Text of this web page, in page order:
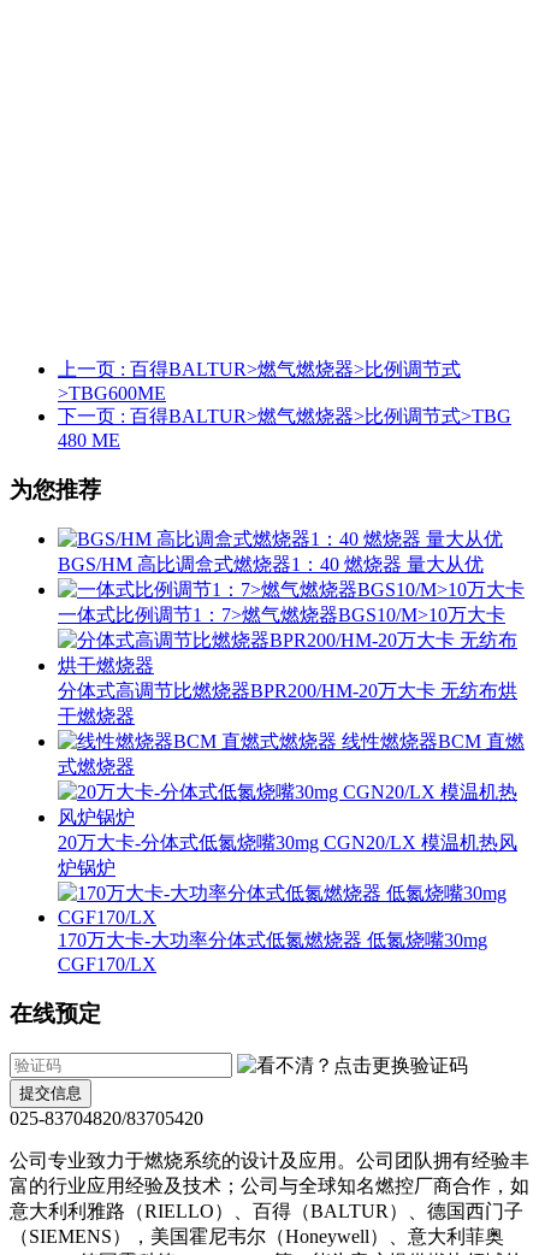
上一页 : 百得BALTUR>燃气燃烧器>比例调节式
>TBG600ME
下一页 : 百得BALTUR>燃气燃烧器>比例调节式>TBG
480 ME
为您推荐
BGS/HM 高比调盒式燃烧器1：40 燃烧器 量大从优
一体式比例调节1：7>燃气燃烧器BGS10/M>10万大卡
分体式高调节比燃烧器BPR200/HM-20万大卡 无纺布烘
干燃烧器
线性燃烧器BCM 直燃
式燃烧器
20万大卡-分体式低氮烧嘴30mg CGN20/LX 模温机热风
炉锅炉
170万大卡-大功率分体式低氮燃烧器 低氮烧嘴30mg
CGF170/LX
在线预定
提交信息
025-83704820/83705420
公司专业致力于燃烧系统的设计及应用。公司团队拥有经验丰
富的行业应用经验及技术；公司与全球知名燃控厂商合作，如
意大利利雅路（RIELLO）、百得（BALTUR）、德国西门子
（SIEMENS），美国霍尼韦尔（Honeywell）、意大利菲奥